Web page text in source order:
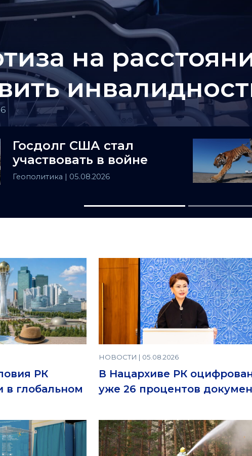
на
Госдолг США стал
участвовать в войне
Геополитика | 05.08.2026
РК
в глобальном
НОВОСТИ | 05.08.2026
В Нацархиве РК
уже 26 процентов